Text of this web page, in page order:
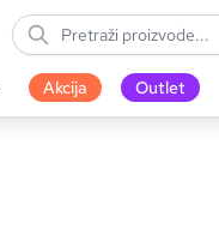
Akcija Outlet